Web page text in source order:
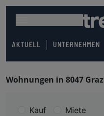
AKTUELL UNTERNEHMEN
Wohnungen in 8047 Graz
Kauf Miete